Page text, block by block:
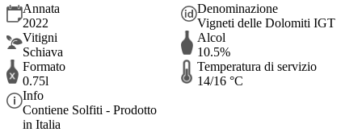
Annata
2022
Denominazione
Vigneti delle Dolomiti IGT
Vitigni
Schiava
Alcol
10.5%
Formato
0.75l
Temperatura di servizio
14/16 °C
Info
Contiene Solfiti - Prodotto
in Italia